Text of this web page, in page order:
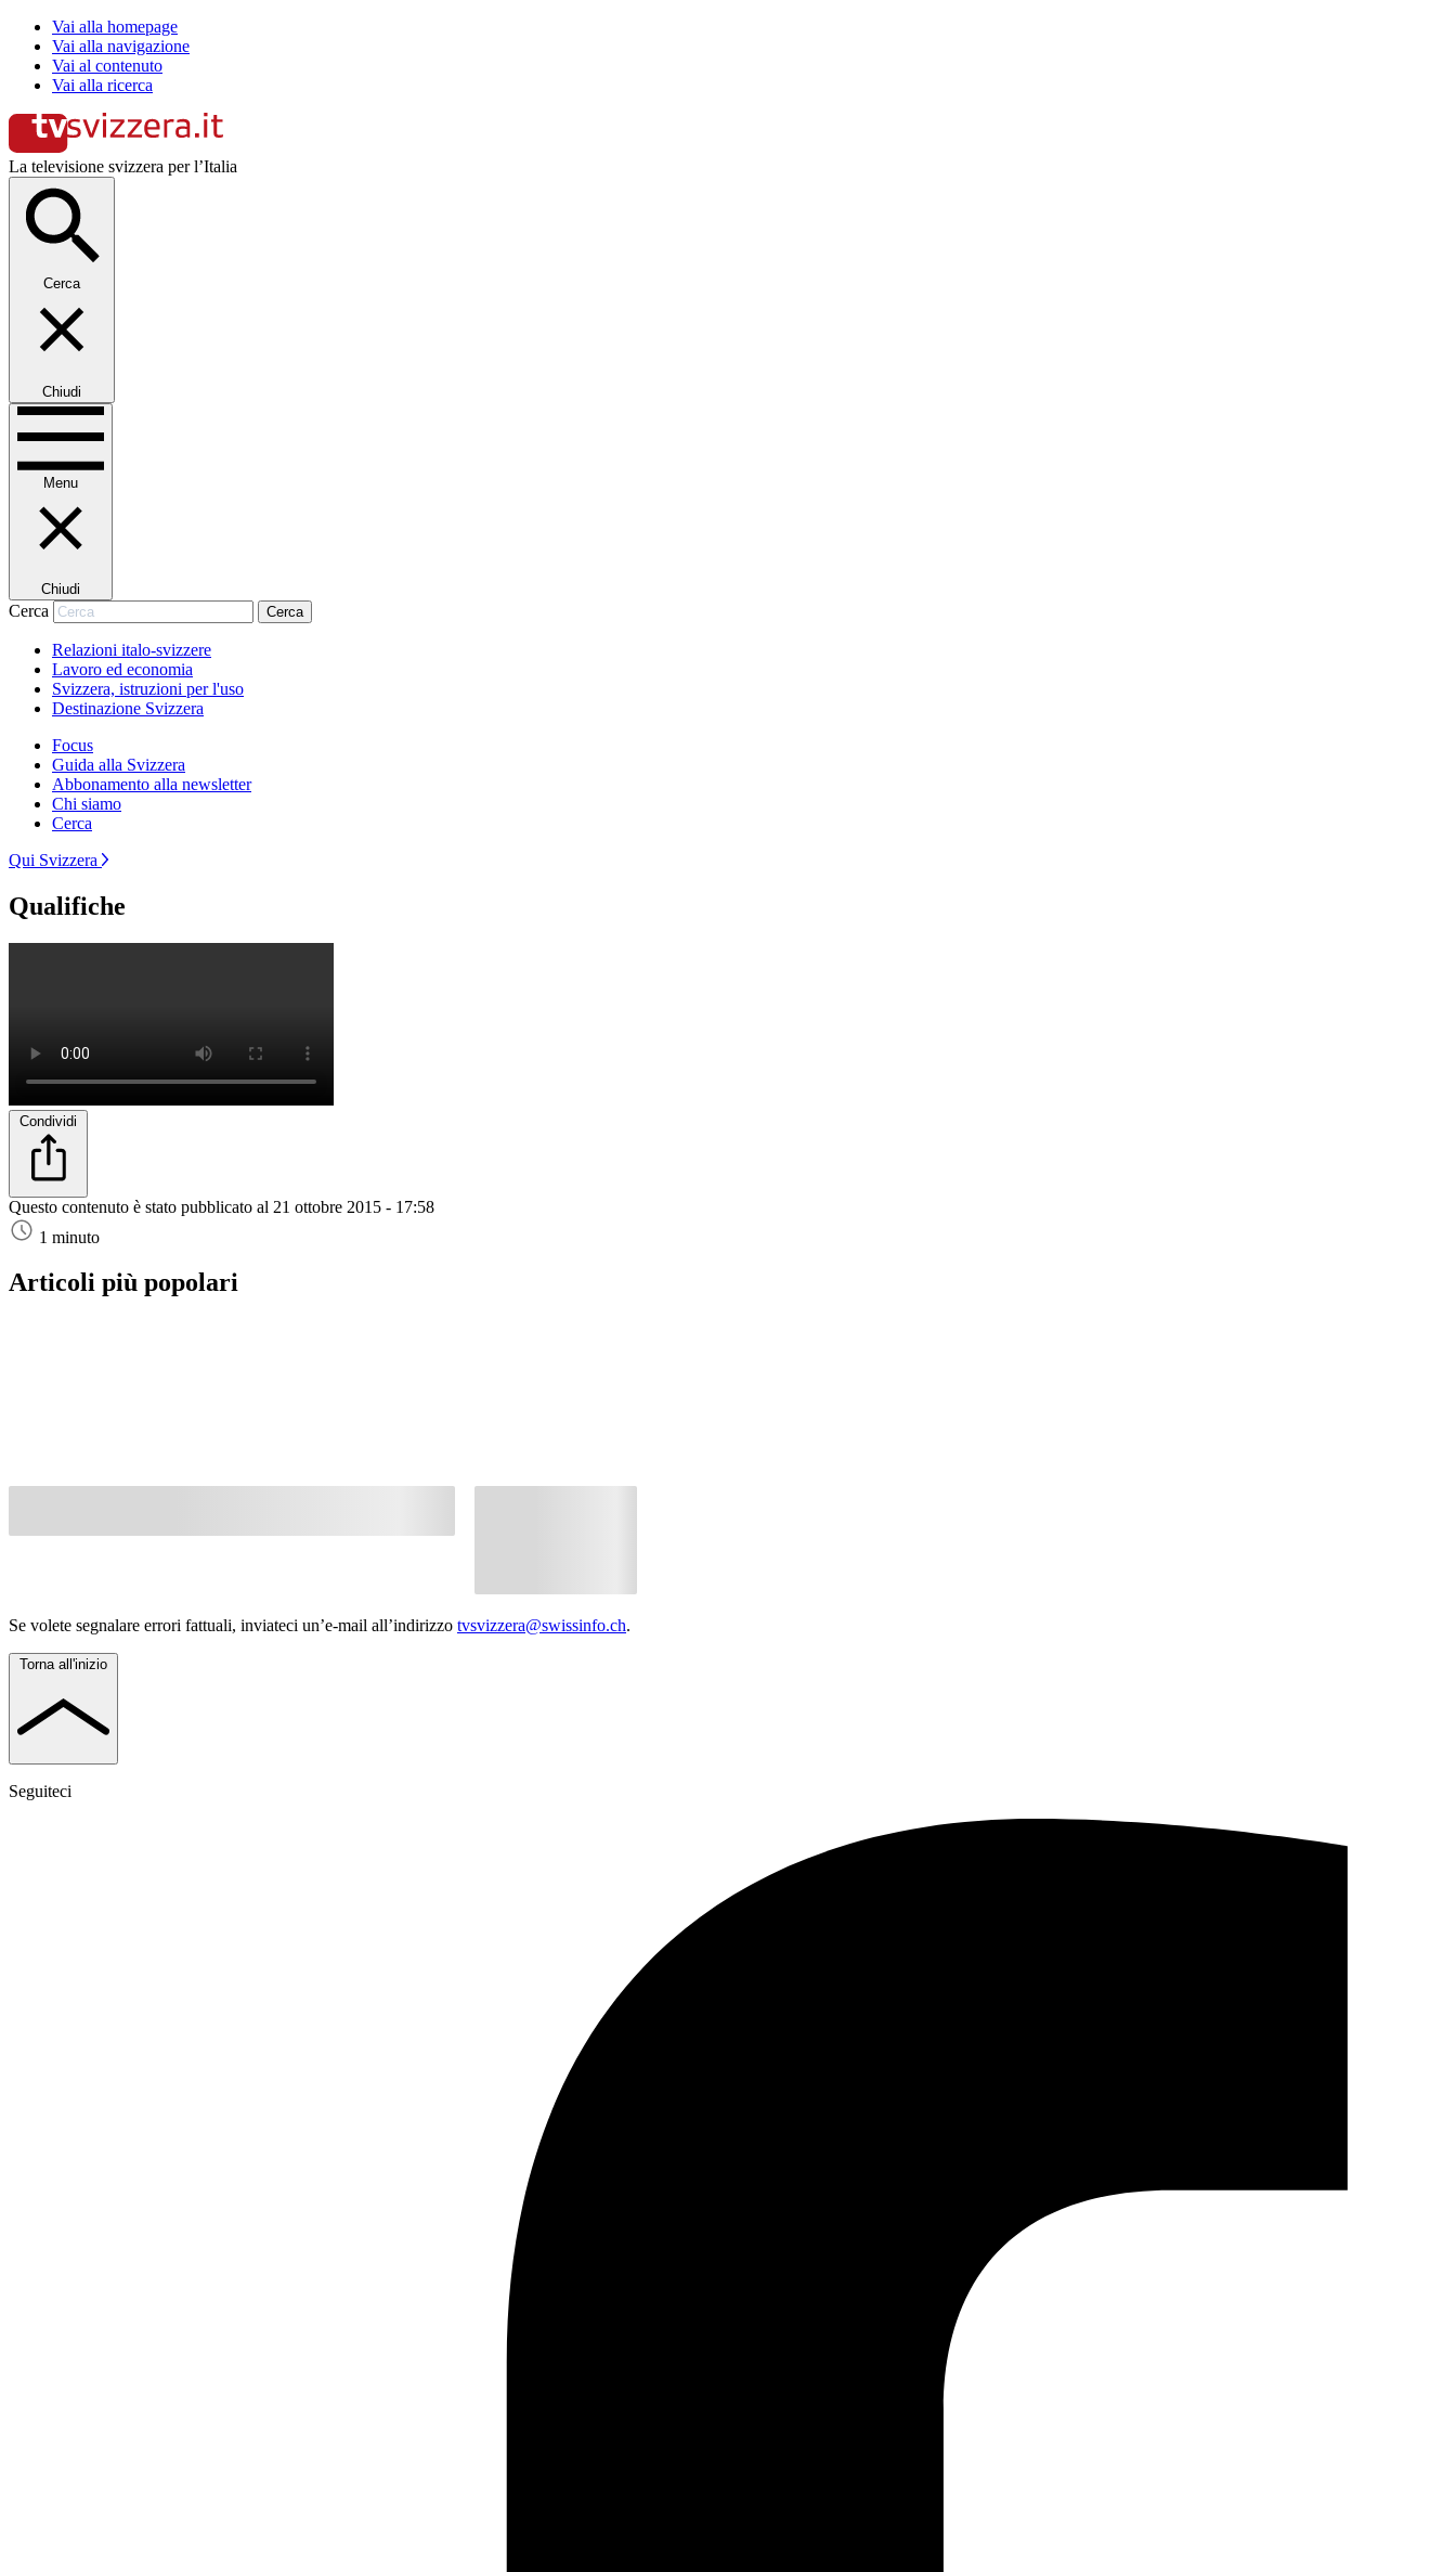
Vai alla homepage
Vai alla navigazione
Vai al contenuto
Vai alla ricerca
La televisione svizzera per l’Italia
Cerca
Chiudi
Menu
Chiudi
Cerca Cerca
Relazioni italo-svizzere
Lavoro ed economia
Svizzera, istruzioni per l'uso
Destinazione Svizzera
Focus
Guida alla Svizzera
Abbonamento alla newsletter
Chi siamo
Cerca
Qui Svizzera
Qualifiche
Condividi
Questo contenuto è stato pubblicato al 21 ottobre 2015 - 17:58
1 minuto
Articoli più popolari
Se volete segnalare errori fattuali, inviateci un’e-mail all’indirizzo tvsvizzera@swissinfo.ch.
Torna all'inizio
Seguiteci